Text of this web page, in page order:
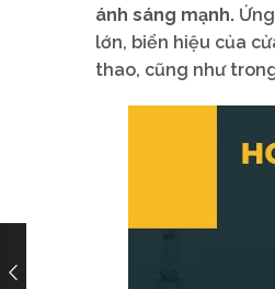
ánh sáng mạnh.
lớn, biển hiệu của
thao, cũng như